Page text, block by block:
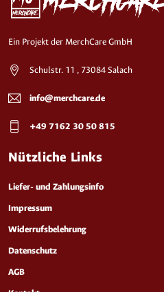
Ein Projekt der MerchCare GmbH
Schulstr. 11 , 73084 Salach
info@merchcare.de
+49 7162 30 50 815
Nützliche Links
Liefer- und Zahlungsinfo
Impressum
Widerrufsbelehrung
Datenschutz
AGB